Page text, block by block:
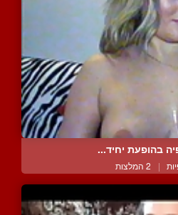
בהופעת יחיד...
| 2 המלצות